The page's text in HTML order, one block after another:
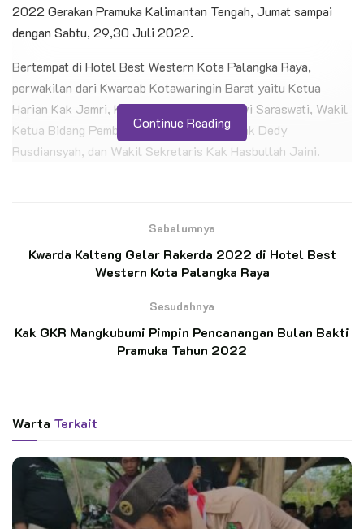
2022 Gerakan Pramuka Kalimantan Tengah, Jumat sampai
dengan Sabtu, 29,30 Juli 2022.
Bertempat di Hotel Best Western Kota Palangka Raya,
perwakilan dari Kwarcab Kotawaringin Barat yaitu Ketua
Harian Kak Jamri, Ka Pusdiklatcab Kak Dwi Saraswati, Wakil
Ketua Bidang Pembinaan Anggota Muda Kak Dedy
Rusdiansyah, dan Wakil Sekretaris Kak Hasbullah Jaini.
Petani Penggarap Dukung Pendirian Hutan
Edukasi Saka Wanabakti di Jeongmara
Lepas Kontingen Jambore Nasional 2026,
Bupati Grobogan Ingatkan Pentingnya
Karakter dan Inkulsivitas Gerakan Pramuka
sebagai sarana koordinasi dan evaluasi dari program kerja
maupun yang akan dilaksanakan.
Continue Reading
Sebelumnya
Kwarda Kalteng Gelar Rakerda 2022 di Hotel Best
Western Kota Palangka Raya
Sesudahnya
Kak GKR Mangkubumi Pimpin Pencanangan Bulan Bakti
Pramuka Tahun 2022
Warta Terkait